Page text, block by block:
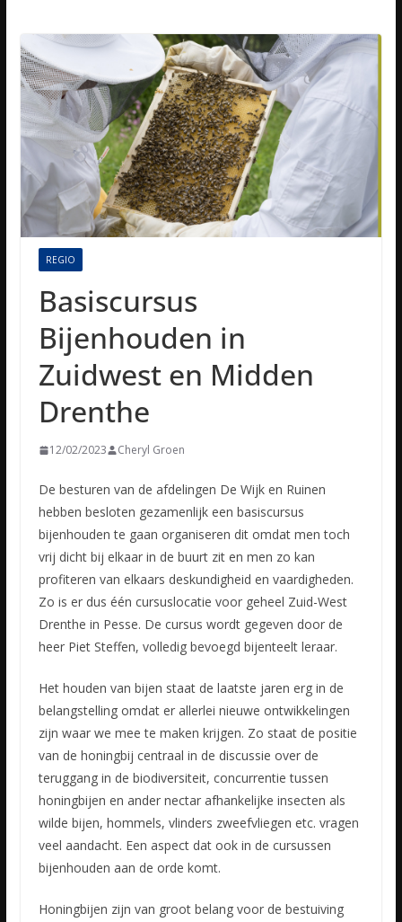
REGIO
Basiscursus
Bijenhouden in
Zuidwest en Midden
Drenthe
12/02/2023 Cheryl Groen
De besturen van de afdelingen De Wijk en Ruinen
hebben besloten gezamenlijk een basiscursus
bijenhouden te gaan organiseren dit omdat men toch
vrij dicht bij elkaar in de buurt zit en men zo kan
profiteren van elkaars deskundigheid en vaardigheden.
Zo is er dus één cursuslocatie voor geheel Zuid-West
Drenthe in Pesse. De cursus wordt gegeven door de
heer Piet Steffen, volledig bevoegd bijenteelt leraar.
Het houden van bijen staat de laatste jaren erg in de
belangstelling omdat er allerlei nieuwe ontwikkelingen
zijn waar we mee te maken krijgen. Zo staat de positie
van de honingbij centraal in de discussie over de
teruggang in de biodiversiteit, concurrentie tussen
honingbijen en ander nectar afhankelijke insecten als
wilde bijen, hommels, vlinders zweefvliegen etc. vragen
veel aandacht. Een aspect dat ook in de cursussen
bijenhouden aan de orde komt.
Honingbijen zijn van groot belang voor de bestuiving